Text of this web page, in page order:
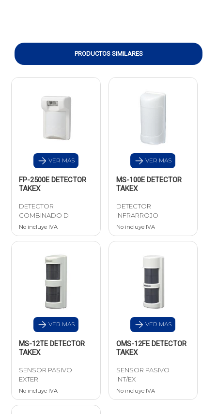
PRODUCTOS SIMILARES
VER MAS
FP-2500E DETECTOR
TAKEX
DETECTOR
COMBINADO D
No incluye IVA
VER MAS
MS-100E DETECTOR
TAKEX
DETECTOR
INFRARROJO
No incluye IVA
VER MAS
MS-12TE DETECTOR
TAKEX
SENSOR PASIVO
EXTERI
No incluye IVA
VER MAS
OMS-12FE DETECTOR
TAKEX
SENSOR PASIVO
INT/EX
No incluye IVA